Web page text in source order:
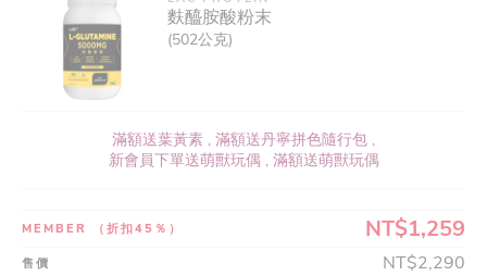
麩醯胺酸粉末
(502公克)
滿額送葉黃素 , 滿額送丹寧拼色隨行包 ,
新會員下單送萌獸玩偶 , 滿額送萌獸玩偶
MEMBER （折扣45％） NT$1,259
售價 NT$2,290